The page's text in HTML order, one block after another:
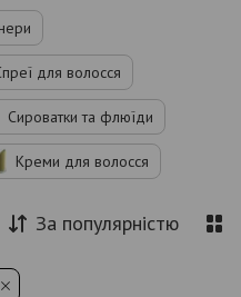
для волосся
Сироватки та флюїди
Креми для волосся
За популярністю